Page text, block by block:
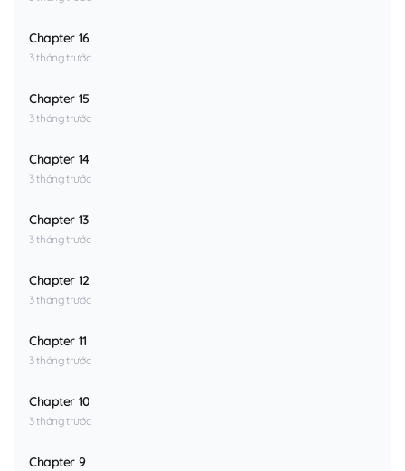
Chapter 16
3 tháng trước
Chapter 15
3 tháng trước
Chapter 14
3 tháng trước
Chapter 13
3 tháng trước
Chapter 12
3 tháng trước
Chapter 11
3 tháng trước
Chapter 10
3 tháng trước
Chapter 9